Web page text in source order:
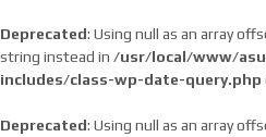
Deprecated: Using null as an array
string instead in /usr/local/www/
includes/class-wp-date-query.php
Deprecated: Using null as an array